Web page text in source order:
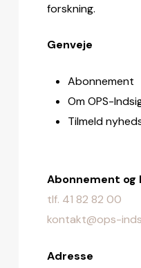
forskning.
Genveje
Abonnement
Om OPS-
Tilmeld
Abonnement og
tlf. 41 82 82 00
kontakt@ops-
Adresse